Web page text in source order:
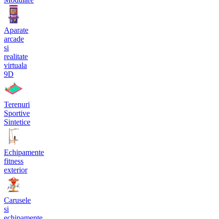
Aparate
arcade
si
realitate
virtuala
9D
Terenuri
Sportive
Sintetice
Echipamente
fitness
exterior
Carusele
si